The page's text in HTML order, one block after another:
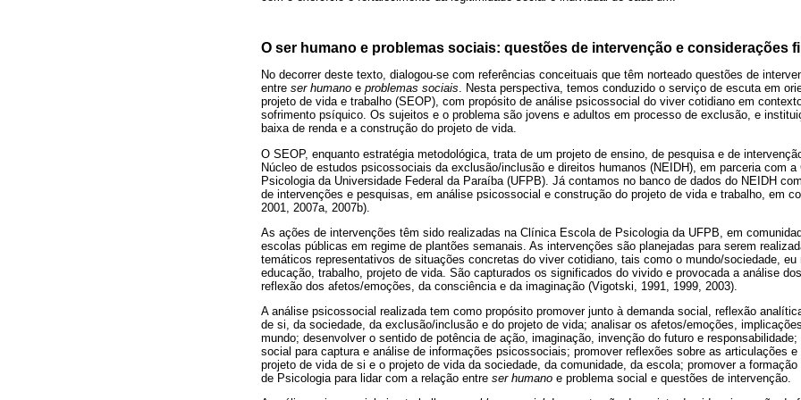
O ser humano e problemas sociais: questões de intervenção e considerações
No decorrer deste texto, dialogou-se com referências conceituais que têm norteado questões de
entre ser humano e problemas sociais. Nesta perspectiva, temos conduzido o serviço de escuta em
projeto de vida e trabalho (SEOP), com propósito de análise psicossocial do viver cotidiano em
sofrimento psíquico. Os sujeitos e o problema são jovens e adultos em processo de exclusão, e
baixa de renda e a construção do projeto de vida.
O SEOP, enquanto estratégia metodológica, trata de um projeto de ensino, de pesquisa e de
Núcleo de estudos psicossociais da exclusão/inclusão e direitos humanos (NEIDH), em parceria com
Psicologia da Universidade Federal da Paraíba (UFPB). Já contamos no banco de dados do NEIDH
de intervenções e pesquisas, em análise psicossocial e construção do projeto de vida e trabalho, em
2001, 2007a, 2007b).
As ações de intervenções têm sido realizadas na Clínica Escola de Psicologia da UFPB, em
escolas públicas em regime de plantões semanais. As intervenções são planejadas para serem
temáticos representativos de situações concretas do viver cotidiano, tais como o mundo/sociedade, eu
educação, trabalho, projeto de vida. São capturados os significados do vivido e provocada a análise
reflexão dos afetos/emoções, da consciência e da imaginação (Vigotski, 1991, 1999, 2003).
A análise psicossocial realizada tem como propósito promover junto à demanda social, reflexão
de si, da sociedade, da exclusão/inclusão e do projeto de vida; analisar os afetos/emoções,
mundo; desenvolver o sentido de potência de ação, imaginação, invenção do futuro e
social para captura e análise de informações psicossociais; promover reflexões sobre as articulações
projeto de vida de si e o projeto de vida da sociedade, da comunidade, da escola; promover a
de Psicologia para lidar com a relação entre ser humano e problema social e questões de intervenção.